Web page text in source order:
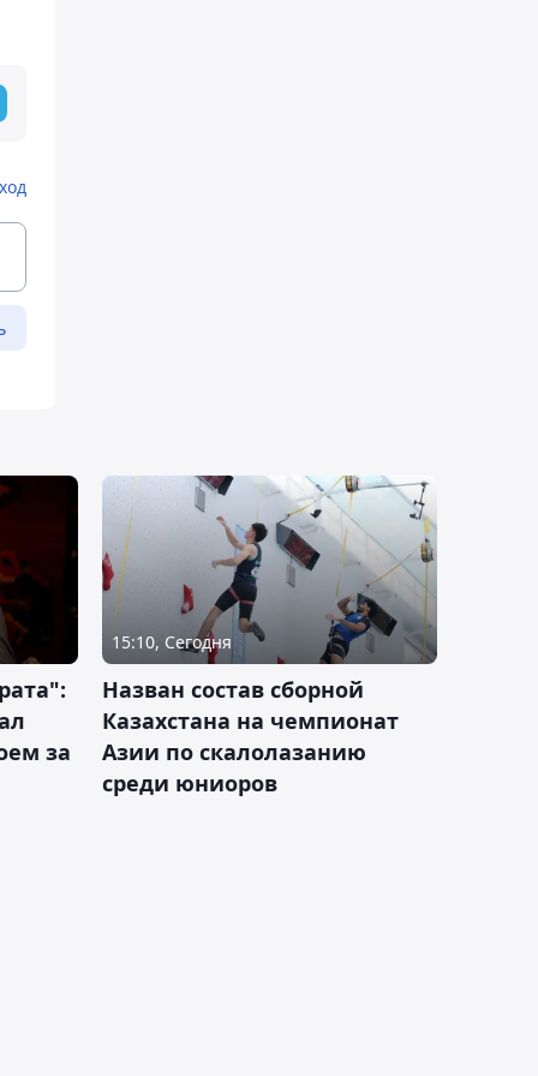
за
15:10, Сегодня
Назван состав сборной
Казахстана на чемпионат
Азии по скалолазанию
среди юниоров